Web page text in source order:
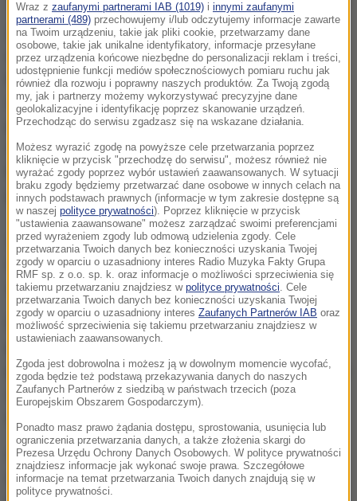
Zdjęcia, które pojawiają się w sieci, pokazują leżące
na ziemi sterty ludzkich włosów. Jak podaje "Daily
Mail", zostawiają je syryjscy dżihadyści, którzy
uciekają z kraju z obawy przed nalotami
prowadzonymi przez Rosjan. Bojownicy Państwa
Islamskiego golą swoje długie brody, zakładają pełne
burki i udają kobiety - wszystko po to, żeby
przedostać się do Turcji.
Zdjęcia, które pojawiły się w sieci - opublikowane
m.in. przez dziennikarza gazety "Sunday Times" -
zostały udostępnione setki razy.
Dziś jeden z przedstawicieli sił syryjskich
poinformował, że wojska reżimowe wspierane z
powietrza przez Rosjan posuwały się w poniedziałek
w kierunku obleganej przez Państwo Islamskie bazy
Celem ofensywy w prowincji Aleppo jest przerwanie
trwającego od zeszłego roku oblężenia bazy
Wraz z zaufanymi partnerami IAB (1019) i innymi zaufanymi
partnerami (489) przechowujemy i/lub odczytujemy informacje zawarte
na Twoim urządzeniu, takie jak pliki cookie, przetwarzamy dane
osobowe, takie jak unikalne identyfikatory, informacje przesyłane
przez urządzenia końcowe niezbędne do personalizacji reklam i treści,
udostępnienie funkcji mediów społecznościowych pomiaru ruchu jak
również dla rozwoju i poprawny naszych produktów. Za Twoją zgodą
my, jak i partnerzy możemy wykorzystywać precyzyjne dane
geolokalizacyjne i identyfikację poprzez skanowanie urządzeń.
Przechodząc do serwisu zgadzasz się na wskazane działania.
Możesz wyrazić zgodę na powyższe cele przetwarzania poprzez
kliknięcie w przycisk "przechodzę do serwisu", możesz również nie
wyrażać zgody poprzez wybór ustawień zaawansowanych. W sytuacji
braku zgody będziemy przetwarzać dane osobowe w innych celach na
innych podstawach prawnych (informacje w tym zakresie dostępne są
w naszej polityce prywatności). Poprzez kliknięcie w przycisk
"ustawienia zaawansowane" możesz zarządzać swoimi preferencjami
przed wyrażeniem zgody lub odmową udzielenia zgody. Cele
przetwarzania Twoich danych bez konieczności uzyskania Twojej
zgody w oparciu o uzasadniony interes Radio Muzyka Fakty Grupa
RMF sp. z o.o. sp. k. oraz informacje o możliwości sprzeciwienia się
takiemu przetwarzaniu znajdziesz w polityce prywatności . Cele
przetwarzania Twoich danych bez konieczności uzyskania Twojej
zgody w oparciu o uzasadniony interes Zaufanych Partnerów IAB oraz
możliwość sprzeciwienia się takiemu przetwarzaniu znajdziesz w
ustawieniach zaawansowanych.
Zgoda jest dobrowolna i możesz ją w dowolnym momencie wycofać,
zgoda będzie też podstawą przekazywania danych do naszych
Zaufanych Partnerów z siedzibą w państwach trzecich (poza
Europejskim Obszarem Gospodarczym).
Ponadto masz prawo żądania dostępu, sprostowania, usunięcia lub
ograniczenia przetwarzania danych, a także złożenia skargi do
Prezesa Urzędu Ochrony Danych Osobowych. W polityce prywatności
znajdziesz informacje jak wykonać swoje prawa. Szczegółowe
informacje na temat przetwarzania Twoich danych znajdują się w
polityce prywatności.